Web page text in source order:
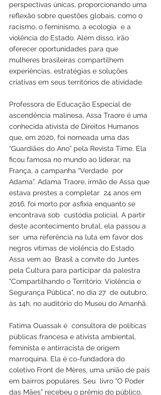
perspectivas únicas, proporcionando uma
reflexão sobre questões globais, como o
racismo, o feminismo, a ecologia  e a
violência do Estado. Além disso, irão
oferecer oportunidades para que
mulheres brasileiras compartilhem
experiências, estratégias e soluções
criativas em seus territórios de atividade.
Professora de Educação Especial de
ascendência malinesa, Assa Traore é uma
conhecida ativista de Direitos Humanos
que, em 2020, foi nomeada uma das
“Guardiães do Ano” pela Revista Time. Ela
ficou famosa no mundo ao liderar, na
França, a campanha “Verdade  por
Adama”. Adama Traore, irmão de Assa que
estava prestes a completar  24 anos em
2016, foi morto por asfixia enquanto se
encontrava sob  custódia policial. A partir
deste acontecimento brutal, ela passou a
ser  uma referência na luta em favor dos
negros vítimas de violência do Estado.
Assa vem ao  Brasil a convite do Juntes
pela Cultura para participar da palestra
"Compartilhando o Território: Violência e
Segurança Pública", no dia 27  de outubro,
às 14h, no auditório do Museu do Amanhã.
Fatima Ouassak é  consultora de políticas
públicas francesa e ativista ambiental,
feminista e antirracista de origem
marroquina. Ela é co-fundadora do
coletivo Front de Mères, uma união de pais
em bairros populares. Seu  livro “O Poder
das Mães” recebeu o prêmio do público,